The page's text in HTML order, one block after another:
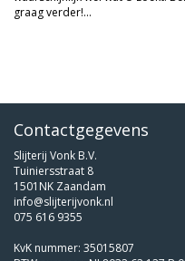
graag verder!...
Contactgegevens
Slijterij Vonk B.V.
Tuiniersstraat 8
1501NK Zaandam
info@slijterijvonk.nl
075 616 9355
KvK nummer: 35015807